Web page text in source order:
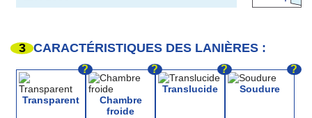
3 CARACTÉRISTIQUES DES LANIÈRES :
Transparent
?
Chambre
froide
?
Translucide
?
Soudure
?